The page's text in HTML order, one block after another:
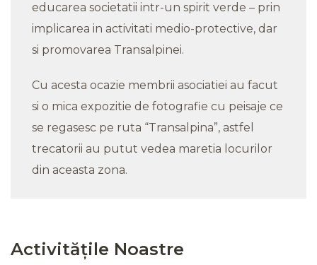
educarea societatii intr-un spirit verde – prin
implicarea in activitati medio-protective, dar
si promovarea Transalpinei.
Cu acesta ocazie membrii asociatiei au facut
si o mica expozitie de fotografie cu peisaje ce
se regasesc pe ruta “Transalpina”, astfel
trecatorii au putut vedea maretia locurilor
din aceasta zona.
Activitățile Noastre